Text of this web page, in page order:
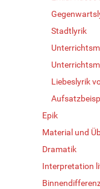
Stadtlyrik
Liebeslyrik
Epik
Material und
Dramatik
Interpretation